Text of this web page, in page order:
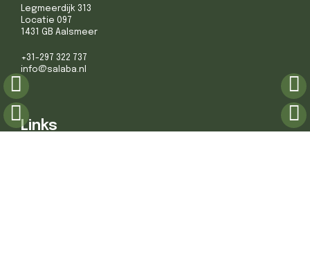
Legmeerdijk 313
Locatie 097
1431 GB Aalsmeer
+31-297 322 737
info@salaba.nl
Links